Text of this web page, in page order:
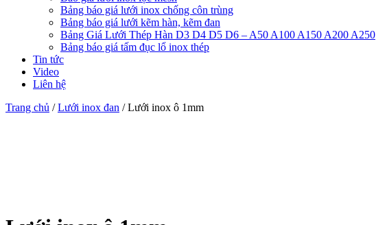
Bảng báo giá lưới inox chống côn trùng
Bảng báo giá lưới kẽm hàn, kẽm đan
Bảng Giá Lưới Thép Hàn D3 D4 D5 D6 – A50 A100 A150 A200 A250
Bảng báo giá tấm đục lổ inox thép
Tin tức
Video
Liên hệ
Trang chủ /Lưới inox đan / Lưới inox ô 1mm